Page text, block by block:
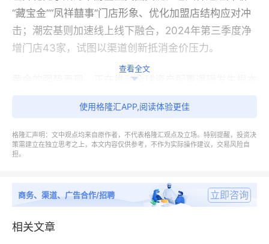
“藏宝金”“凤祥囍事”门店形象、优化加盟店结构应对冲
击；潮宏基则加速线上线下融合，2024年第三季度净
增门店43家，试图以渠道创新抵消金价压力。
黄金的强势表现，正在推动全球资产配置逻辑发生根本
金已从“危机时的避风港”升级为“长期资产配置的核
心”。世界黄金协会数据显示，2025年二季度全球央行
净购入黄金166吨，中国央行连续10个月增持，8月末
年超1000吨，95%的受访央行预计未来12个月将增加
黄金储备。
全球黄金ETF二季度净流入达170吨，中国投资者领跑
查看全文
使用格隆汇APP,阅读体验更佳
格隆汇声明：文中观点均来自原作者，不代表格隆汇观点及立场。特别提醒，投资决
策需建立在独立思考之上，本文内容仅供参考，不作为实际操作建议，交易风险自
担。
商务、渠道、广告合作/招聘 立即咨询
相关文章